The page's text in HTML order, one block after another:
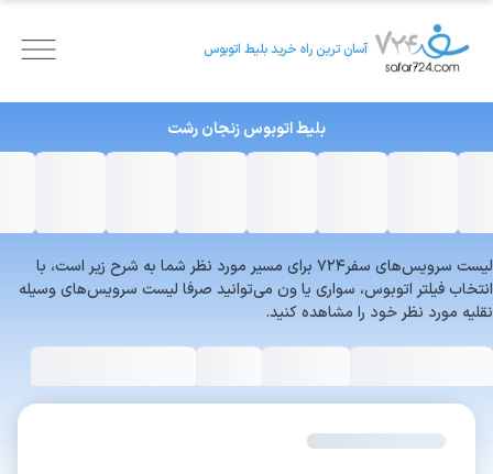
آسان ترین راه خرید بلیط اتوبوس
بلیط اتوبوسزنجانرشت
لیست سرویس‌های سفر۷۲۴ برای مسیر مورد نظر شما به شرح زیر است، با
انتخاب فیلتر اتوبوس، سواری یا ون می‌توانید صرفا لیست سرویس‌های وسیله
نقلیه مورد نظر خود را مشاهده کنید.